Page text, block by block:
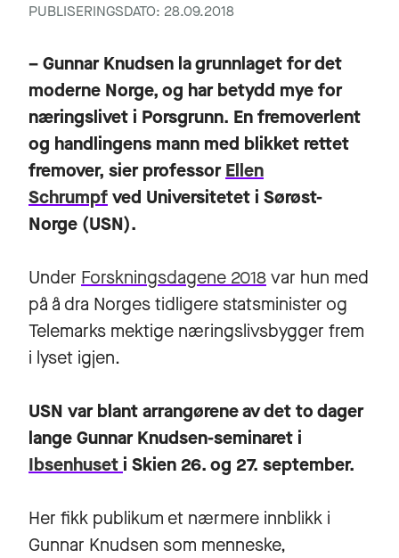
PUBLISERINGSDATO: 28.09.2018
– Gunnar Knudsen la grunnlaget for det
moderne Norge, og har betydd mye for
næringslivet i Porsgrunn. En fremoverlent
og handlingens mann med blikket rettet
fremover, sier professorEllen
Schrumpfved Universitetet i Sørøst-
Norge (USN).
Under Forskningsdagene 2018var hun med
på å dra Norges tidligere statsminister og
Telemarks mektige næringslivsbygger frem
i lyset igjen.
USN var blant arrangørene av det to dager
lange Gunnar Knudsen-seminaret i
Ibsenhuset i Skien 26. og 27. september.
Her fikk publikum et nærmere innblikk i
Gunnar Knudsen som menneske,